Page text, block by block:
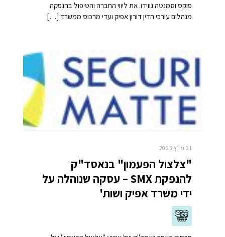
פוקס וסמנטה גווידו. את ליווי החברה והטיפול בהנפקה
מנהלים עורכי הדין דורון אפיק ועדי מרכוס ממשרד […]
21 מרץ 2023
"צלצול הפעמון" בנאסד"ק
להנפקת SMX – עסקה שנוהלה על
ידי משרד אפיק ושות'